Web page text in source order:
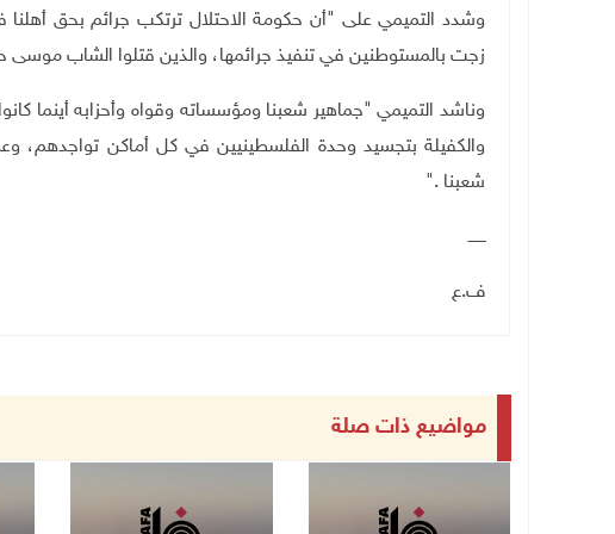
وشدد التميمي على "أن حكومة الاحتلال ترتكب جرائم بحق أهلنا
زجت بالمستوطنين في تنفيذ جرائمها، والذين قتلوا الشاب موسى
وناشد التميمي "جماهير شعبنا ومؤسساته وقواه وأحزابه أينما
والكفيلة بتجسيد وحدة الفلسطينيين في كل أماكن تواجدهم،
شعبنا ".
ـــــــ
ف.ع
مواضيع ذات صلة